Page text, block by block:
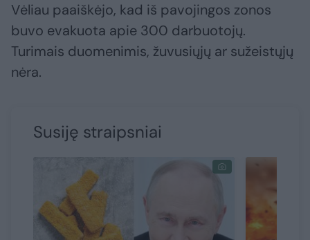
Vėliau paaiškėjo, kad iš pavojingos zonos
buvo evakuota apie 300 darbuotojų.
Turimais duomenimis, žuvusiųjų ar sužeistųjų
nėra.
Susiję straipsniai